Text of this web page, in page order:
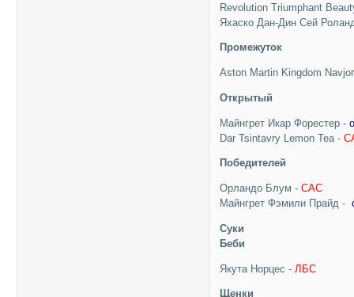
Revolution Triumphant
Яхаско Дан-Дин Сей
Промежуток
Aston Martin Kingdom
Открытый
Майнгрет Икар Форестер -
Dar Tsintavry Lemon Tea -
Победителей
Орландо Блум -CAC
Майнгрет Фэмили Прайд -
Суки
Беби
Якута Норцес - ЛБС
Щенки